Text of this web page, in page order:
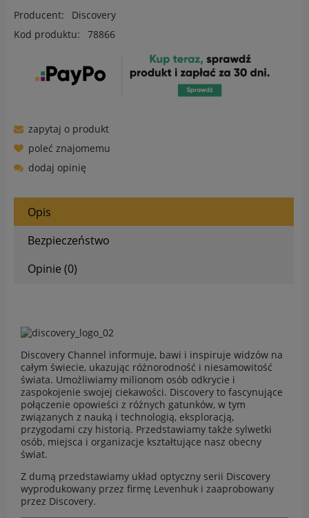
Producent:
Discovery
Kod produktu:
78866
zapytaj o produkt
poleć znajomemu
dodaj opinię
Opis
Bezpieczeństwo
Opinie (0)
Discovery Channel informuje, bawi i inspiruje widzów na
całym świecie, ukazując różnorodność i niesamowitość
świata. Umożliwiamy milionom osób odkrycie i
zaspokojenie swojej ciekawości. Discovery to fascynujące
połączenie opowieści z różnych gatunków, w tym
związanych z nauką i technologią, eksploracją,
przygodami czy historią. Przedstawiamy także sylwetki
osób, miejsca i organizacje kształtujące nasz obecny
świat.
Z dumą przedstawiamy układ optyczny serii Discovery
wyprodukowany przez firmę Levenhuk i zaaprobowany
przez Discovery.